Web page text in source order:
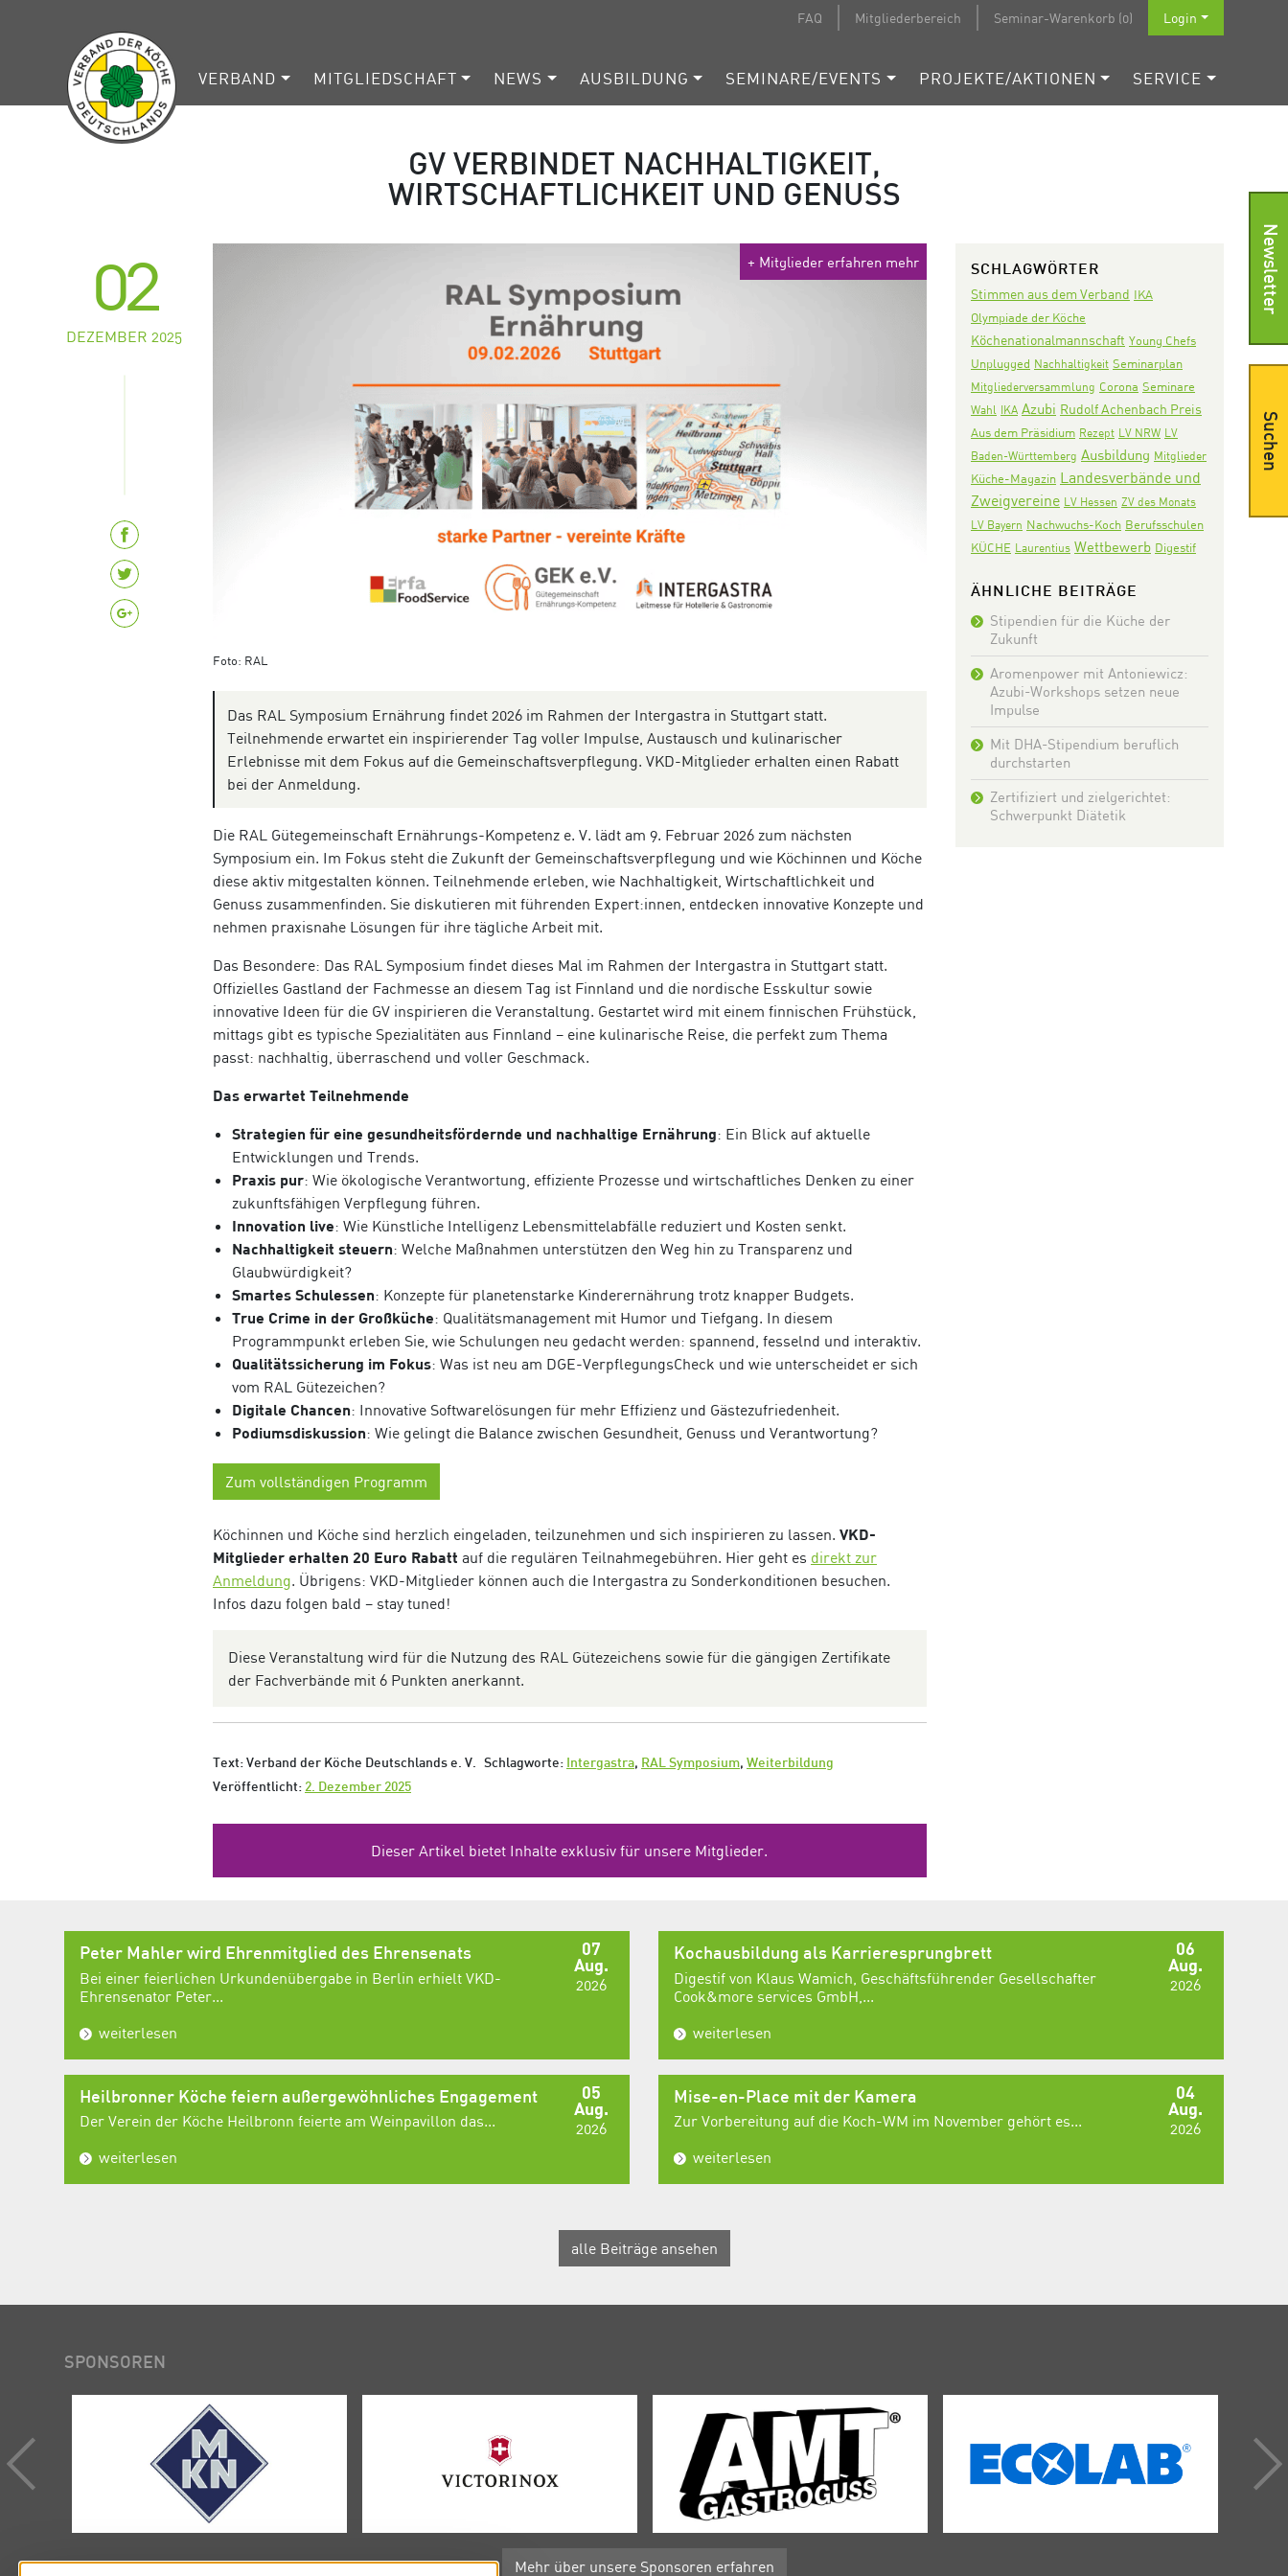
FAQ Mitgliederbereich Seminar-Warenkorb (0) Login
VERBAND MITGLIEDSCHAFT NEWS AUSBILDUNG SEMINARE/EVENTS PROJEKTE/AKTIONEN SERVICE
GV VERBINDET NACHHALTIGKEIT,
WIRTSCHAFTLICHKEIT UND GENUSS
02
DEZEMBER 2025
Foto: RAL
+ Mitglieder erfahren mehr
Das RAL Symposium Ernährung findet 2026 im Rahmen der Intergastra in Stuttgart statt.
Teilnehmende erwartet ein inspirierender Tag voller Impulse, Austausch und kulinarischer
Erlebnisse mit dem Fokus auf die Gemeinschaftsverpflegung. VKD-Mitglieder erhalten einen Rabatt
bei der Anmeldung.
Die RAL Gütegemeinschaft Ernährungs-Kompetenz e. V. lädt am 9. Februar 2026 zum nächsten
Symposium ein. Im Fokus steht die Zukunft der Gemeinschaftsverpflegung und wie Köchinnen und Köche
diese aktiv mitgestalten können. Teilnehmende erleben, wie Nachhaltigkeit, Wirtschaftlichkeit und
Genuss zusammenfinden. Sie diskutieren mit führenden Expert:innen, entdecken innovative Konzepte und
nehmen praxisnahe Lösungen für ihre tägliche Arbeit mit.
Das Besondere: Das RAL Symposium findet dieses Mal im Rahmen der Intergastra in Stuttgart statt.
Offizielles Gastland der Fachmesse an diesem Tag ist Finnland und die nordische Esskultur sowie
innovative Ideen für die GV inspirieren die Veranstaltung. Gestartet wird mit einem finnischen Frühstück,
mittags gibt es typische Spezialitäten aus Finnland – eine kulinarische Reise, die perfekt zum Thema
passt: nachhaltig, überraschend und voller Geschmack.
Das erwartet Teilnehmende
Strategien für eine gesundheitsfördernde und nachhaltige Ernährung: Ein Blick auf aktuelle
Entwicklungen und Trends.
Praxis pur: Wie ökologische Verantwortung, effiziente Prozesse und wirtschaftliches Denken zu einer
zukunftsfähigen Verpflegung führen.
Innovation live: Wie Künstliche Intelligenz Lebensmittelabfälle reduziert und Kosten senkt.
Nachhaltigkeit steuern: Welche Maßnahmen unterstützen den Weg hin zu Transparenz und
Glaubwürdigkeit?
Smartes Schulessen: Konzepte für planetenstarke Kinderernährung trotz knapper Budgets.
True Crime in der Großküche: Qualitätsmanagement mit Humor und Tiefgang. In diesem
Programmpunkt erleben Sie, wie Schulungen neu gedacht werden: spannend, fesselnd und interaktiv.
Qualitätssicherung im Fokus: Was ist neu am DGE-VerpflegungsCheck und wie unterscheidet er sich
vom RAL Gütezeichen?
Digitale Chancen: Innovative Softwarelösungen für mehr Effizienz und Gästezufriedenheit.
Podiumsdiskussion: Wie gelingt die Balance zwischen Gesundheit, Genuss und Verantwortung?
Zum vollständigen Programm
Köchinnen und Köche sind herzlich eingeladen, teilzunehmen und sich inspirieren zu lassen. VKD-
Mitglieder erhalten 20 Euro Rabatt auf die regulären Teilnahmegebühren. Hier geht es direkt zur
Anmeldung. Übrigens: VKD-Mitglieder können auch die Intergastra zu Sonderkonditionen besuchen.
Infos dazu folgen bald – stay tuned!
Diese Veranstaltung wird für die Nutzung des RAL Gütezeichens sowie für die gängigen Zertifikate
der Fachverbände mit 6 Punkten anerkannt.
Text: Verband der Köche Deutschlands e. V. Schlagworte: Intergastra, RAL Symposium, Weiterbildung
Veröffentlicht: 2. Dezember 2025
Dieser Artikel bietet Inhalte exklusiv für unsere Mitglieder.
SCHLAGWÖRTER
Stimmen aus dem Verband IKA
Olympiade der Köche
Köchenationalmannschaft Young Chefs
Unplugged Nachhaltigkeit Seminarplan
Mitgliederversammlung Corona Seminare
Wahl IKA Azubi Rudolf Achenbach Preis
Aus dem Präsidium Rezept LV NRW LV
Baden-Württemberg Ausbildung Mitglieder
Küche-Magazin Landesverbände und
Zweigvereine LV Hessen ZV des Monats
LV Bayern Nachwuchs-Koch Berufsschulen
KÜCHE Laurentius Wettbewerb Digestif
ÄHNLICHE BEITRÄGE
Stipendien für die Küche der
Zukunft
Aromenpower mit Antoniewicz:
Azubi-Workshops setzen neue
Impulse
Mit DHA-Stipendium beruflich
durchstarten
Zertifiziert und zielgerichtet:
Schwerpunkt Diätetik
07
Aug.
2026
Peter Mahler wird Ehrenmitglied des Ehrensenats
Bei einer feierlichen Urkundenübergabe in Berlin erhielt VKD-
Ehrensenator Peter...
weiterlesen
06
Aug.
2026
Kochausbildung als Karrieresprungbrett
Digestif von Klaus Wamich, Geschäftsführender Gesellschafter
Cook&more services GmbH,...
weiterlesen
05
Aug.
2026
Heilbronner Köche feiern außergewöhnliches Engagement
Der Verein der Köche Heilbronn feierte am Weinpavillon das...
weiterlesen
04
Aug.
2026
Mise-en-Place mit der Kamera
Zur Vorbereitung auf die Koch-WM im November gehört es...
weiterlesen
alle Beiträge ansehen
Newsletter
Suchen
SPONSOREN
Mehr über unsere Sponsoren erfahren